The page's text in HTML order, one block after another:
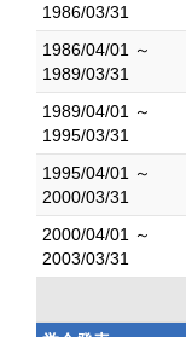
1986/03/31
1986/04/01 ～
1989/03/31
1989/04/01 ～
1995/03/31
1995/04/01 ～
2000/03/31
2000/04/01 ～
2003/03/31